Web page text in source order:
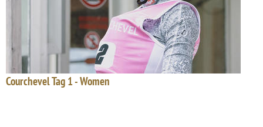
Courchevel Tag 1 - Women